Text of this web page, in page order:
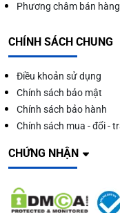
Phương châm bán hàng
CHÍNH SÁCH CHUNG
Điều khoản sử dụng
Chính sách bảo mật
Chính sách bảo hành
Chính sách mua - đổi -
CHỨNG NHẬN